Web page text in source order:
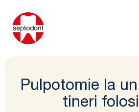
Pulpotomie la
tineri